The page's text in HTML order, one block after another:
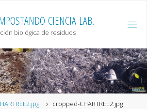
POSTANDO CIENCIA LAB.
biológica de residuos
cropped-CHARTREE2.jpg